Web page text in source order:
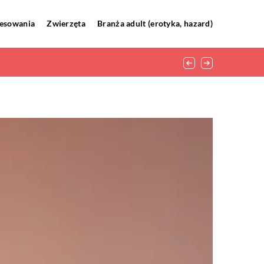
Zwierzęta Branża adult (erotyka, hazard)